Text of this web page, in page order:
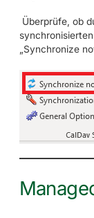
Überprüfe, ob
„Synchronize